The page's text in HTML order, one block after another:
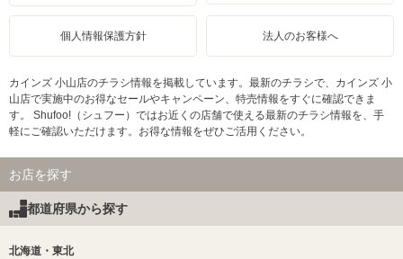
個人情報保護方針 法人のお客様へ
カインズ 小山店のチラシ情報を掲載しています。最新のチラシで、カインズ 小
山店で実施中のお得なセールやキャンペーン、特売情報をすぐに確認できま
す。 Shufoo!（シュフー）ではお近くの店舗で使える最新のチラシ情報を、手
軽にご確認いただけます。お得な情報をぜひご活用ください。
お店を探す
都道府県から探す
北海道・東北